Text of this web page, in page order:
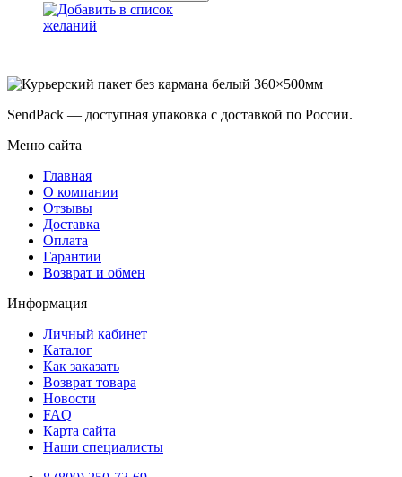
Добавить в список
желаний
SendPack — доступная упаковка с доставкой по России.
Меню сайта
Главная
О компании
Отзывы
Доставка
Оплата
Гарантии
Возврат и обмен
Информация
Личный кабинет
Каталог
Как заказать
Возврат товара
Новости
FAQ
Карта сайта
Наши специалисты